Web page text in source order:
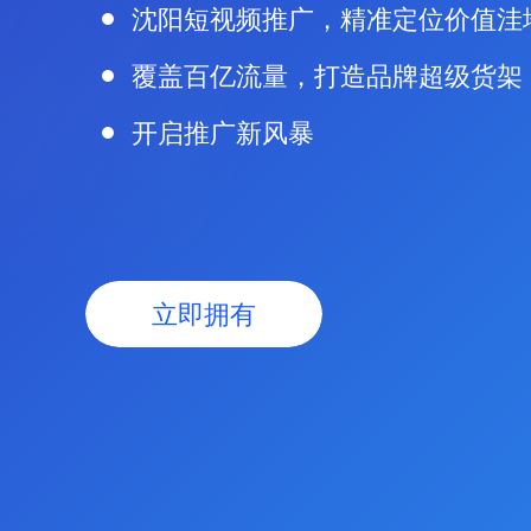
沈阳短视频推广，精准定位价值洼
覆盖百亿流量，打造品牌超级货架
开启推广新风暴
立即拥有